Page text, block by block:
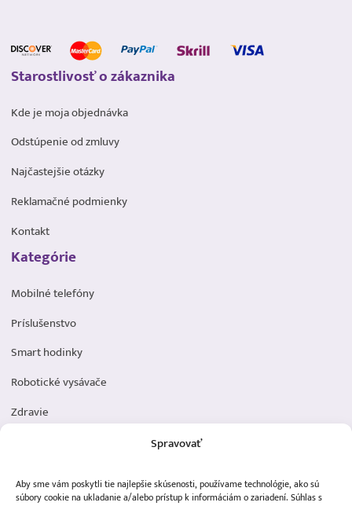
Spravovať
Aby sme vám poskytli tie najlepšie skúsenosti, používame technológie, ako sú
súbory cookie na ukladanie a/alebo prístup k informáciám o zariadení. Súhlas s
Starostlivosť o zákaznika
Kde je moja objednávka
Odstúpenie od zmluvy
Najčastejšie otázky
Reklamačné podmienky
Kontakt
Kategórie
Mobilné telefóny
Príslušenstvo
Smart hodinky
Robotické vysávače
Zdravie
Dôležité odkazy